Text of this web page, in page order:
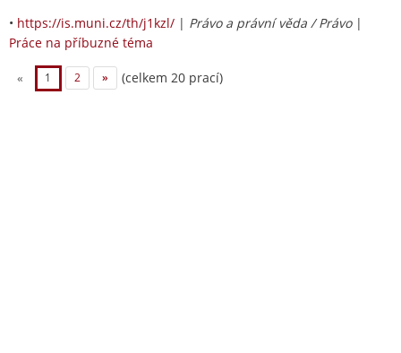
• https://is.muni.cz/th/j1kzl/ | Právo a právní věda / Právo|
Práce na příbuzné téma
« 1 2 » (celkem 20 prací)